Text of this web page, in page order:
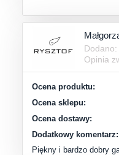
Opinia
Ocena produktu:
Ocena sklepu:
Ocena dostawy:
Dodatkowy komentarz:
Piękny i bardzo dobry